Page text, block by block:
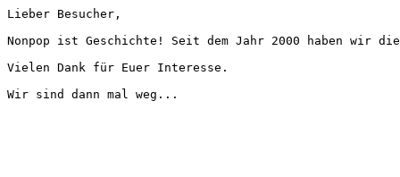
Lieber Besucher,
Nonpop ist Geschichte! Seit dem Jahr 2000 haben wir
Vielen Dank für Euer Interesse.
Wir sind dann mal weg...